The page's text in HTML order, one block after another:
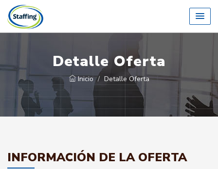
Detalle Oferta
Inicio Detalle Oferta
INFORMACIÓN DE LA OFERTA